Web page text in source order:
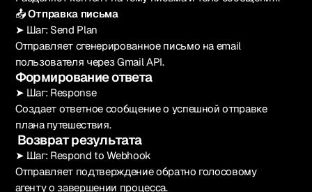
📤Отправка письма
➤ Шаг: Send Plan
Отправляет сгенерированное письмо на email
пользователя через Gmail API.
Формирование ответа
➤ Шаг: Response
Создает ответное сообщение о успешной отправке
плана путешествия.
Возврат результата
➤ Шаг: Respond to Webhook
Отправляет подтверждение обратно голосовому
агенту о завершении процесса.